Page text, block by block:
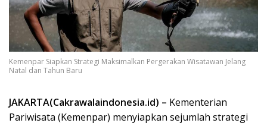
Kemenpar Siapkan Strategi Maksimalkan Pergerakan Wisatawan Jelang
Natal dan Tahun Baru
JAKARTA(Cakrawalaindonesia.id) – Kementerian
Pariwisata (Kemenpar) menyiapkan sejumlah strategi